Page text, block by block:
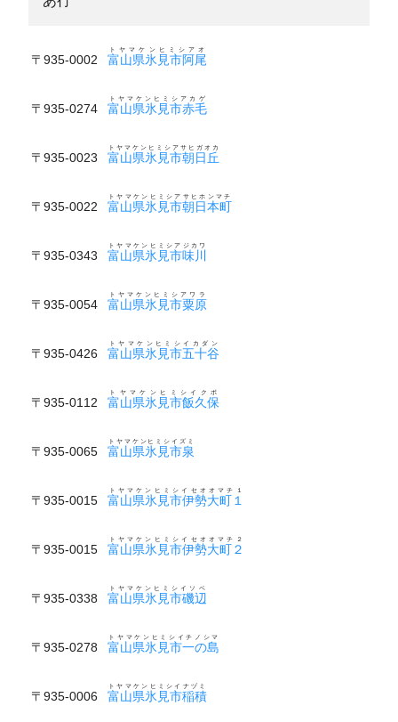
〒935-0002 富山県氷見市阿尾
トヤマケンヒミシアオ
〒935-0274 富山県氷見市赤毛
トヤマケンヒミシアカゲ
〒935-0023 富山県氷見市朝日丘
トヤマケンヒミシアサヒガオカ
〒935-0022 富山県氷見市朝日本町
トヤマケンヒミシアサヒホンマチ
〒935-0343 富山県氷見市味川
トヤマケンヒミシアジカワ
〒935-0054 富山県氷見市粟原
トヤマケンヒミシアワラ
〒935-0426 富山県氷見市五十谷
トヤマケンヒミシイカダン
〒935-0112 富山県氷見市飯久保
トヤマケンヒミシイクボ
〒935-0065 富山県氷見市泉
トヤマケンヒミシイズミ
〒935-0015 富山県氷見市伊勢大町１
トヤマケンヒミシイセオオマチ１
〒935-0015 富山県氷見市伊勢大町２
トヤマケンヒミシイセオオマチ２
〒935-0338 富山県氷見市磯辺
トヤマケンヒミシイソベ
〒935-0278 富山県氷見市一の島
トヤマケンヒミシイチノシマ
〒935-0006 富山県氷見市稲積
トヤマケンヒミシイナヅミ